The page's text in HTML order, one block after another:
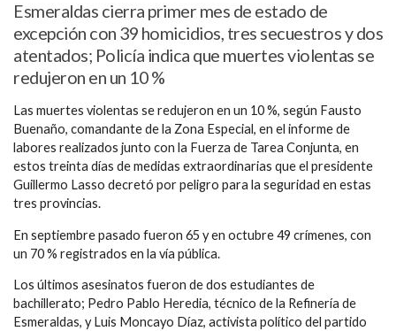
Esmeraldas cierra primer mes de estado de
excepción con 39 homicidios, tres secuestros y dos
atentados; Policía indica que muertes violentas se
redujeron en un 10 %
Las muertes violentas se redujeron en un 10 %, según Fausto
Buenaño, comandante de la Zona Especial, en el informe de
labores realizados junto con la Fuerza de Tarea Conjunta, en
estos treinta días de medidas extraordinarias que el presidente
Guillermo Lasso decretó por peligro para la seguridad en estas
tres provincias.
En septiembre pasado fueron 65 y en octubre 49 crímenes, con
un 70 % registrados en la vía pública.
Los últimos asesinatos fueron de dos estudiantes de
bachillerato; Pedro Pablo Heredia, técnico de la Refinería de
Esmeraldas, y Luis Moncayo Díaz, activista político del partido